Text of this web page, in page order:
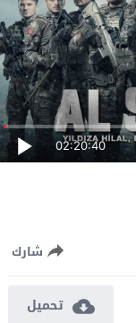
02:20:40
شارك
تحميل